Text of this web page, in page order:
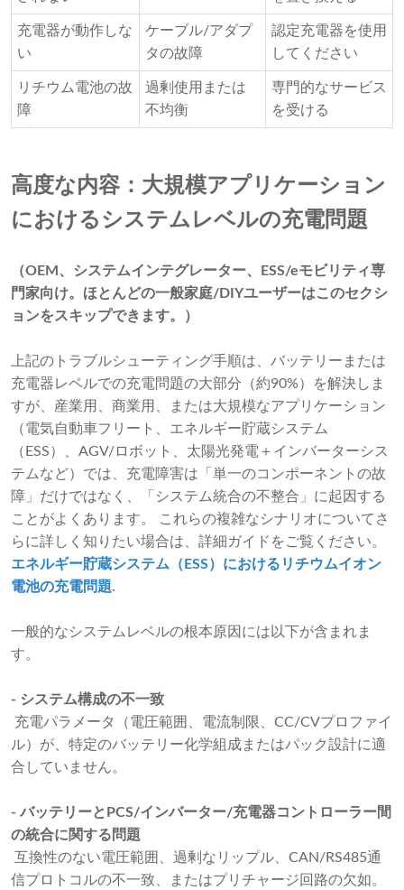
充電器が動作しな
い
ケーブル/アダプ
タの故障
認定充電器を使用
してください
リチウム電池の故
障
過剰使用または
不均衡
専門的なサービス
を受ける
高度な内容：大規模アプリケーション
におけるシステムレベルの充電問題
（OEM、システムインテグレーター、ESS/eモビリティ専
門家向け。ほとんどの一般家庭/DIYユーザーはこのセクシ
ョンをスキップできます。）
上記のトラブルシューティング手順は、バッテリーまたは
充電器レベルでの充電問題の大部分（約90%）を解決しま
すが、産業用、商業用、または大規模なアプリケーション
（電気自動車フリート、エネルギー貯蔵システム
（ESS）、AGV/ロボット、太陽光発電＋インバーターシス
テムなど）では、充電障害は「単一のコンポーネントの故
障」だけではなく、「システム統合の不整合」に起因する
ことがよくあります。 これらの複雑なシナリオについてさ
らに詳しく知りたい場合は、詳細ガイドをご覧ください。
エネルギー貯蔵システム（ESS）におけるリチウムイオン
電池の充電問題.
一般的なシステムレベルの根本原因には以下が含まれま
す。
- システム構成の不一致
充電パラメータ（電圧範囲、電流制限、CC/CVプロファイ
ル）が、特定のバッテリー化学組成またはパック設計に適
合していません。
- バッテリーとPCS/インバーター/充電器コントローラー間
の統合に関する問題
互換性のない電圧範囲、過剰なリップル、CAN/RS485通
信プロトコルの不一致、またはプリチャージ回路の欠如。